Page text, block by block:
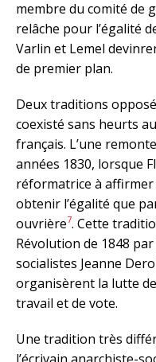
membre du comité de
relâche pour l’égalité
Varlin et Lemel
de premier plan.
Deux traditions
coexisté sans heurts
français. L’une
années 1830, lorsque
réformatrice à
obtenir l’égalité que
ouvrière7. Cette
Révolution de 1848
socialistes Jeanne
organisèrent la lutte
travail et de vote.
Une tradition très
l’écrivain anarchiste-